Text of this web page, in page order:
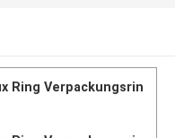
Ring Verpackungsrin